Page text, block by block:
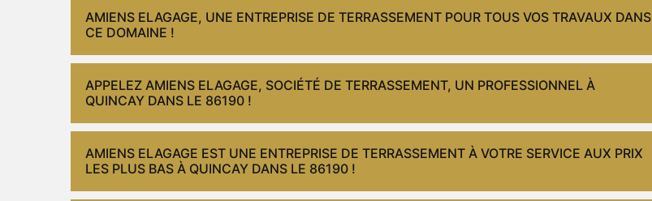
AMIENS ELAGAGE, UNE ENTREPRISE DE TERRASSEMENT POUR TOUS VOS TRAVAUX DANS
CE DOMAINE !
APPELEZ AMIENS ELAGAGE, SOCIÉTÉ DE TERRASSEMENT, UN PROFESSIONNEL À
QUINCAY DANS LE 86190 !
AMIENS ELAGAGE EST UNE ENTREPRISE DE TERRASSEMENT À VOTRE SERVICE AUX PRIX
LES PLUS BAS À QUINCAY DANS LE 86190 !